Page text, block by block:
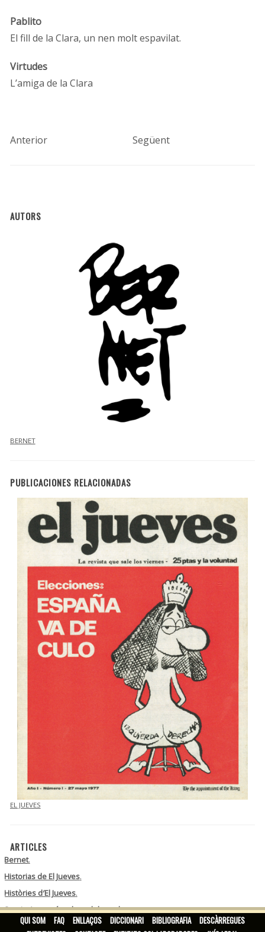
Pablito
El fill de la Clara, un nen molt espavilat.
Virtudes
L’amiga de la Clara
Anterior Següent
AUTORS
BERNET
PUBLICACIONES RELACIONADAS
EL JUEVES
ARTICLES
Bernet.
Historias de El Jueves.
Històries d′El Jueves.
Sergio Aragonés, el rey del mambo.
QUI SOM FAQ ENLLAÇOS DICCIONARI BIBLIOGRAFIA
DESCÀRREGUES